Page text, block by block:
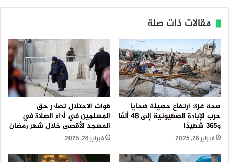
مقالات ذات صلة
صحة غزة: ارتفاع حصيلة ضحايا
حرب الإبادة الصهيونية إلى 48 ألفًا
و365 شهيدًا
فبراير 28, 2025
قوات الاحتلال تصادر حق
المسلمين في أداء الصلاة في
المسجد الأقصى خلال شهر رمضان
فبراير 28, 2025